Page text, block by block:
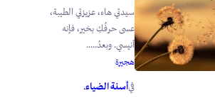
سيدتي هاء، عزيزتي الطيبة،
عسى حرفُكِ بخير، فإنه
أنيسي. وبعدُ.....
هجيرة
فيأسنة الضياء.